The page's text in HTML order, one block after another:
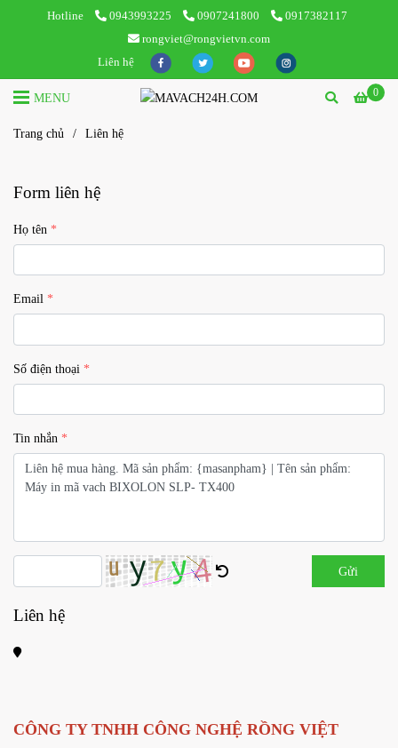
Hotline 0943993225 0907241800
0917382117
rongviet@rongvietvn.com
Liên hệ
0
MENU
Trang chủ / Liên hệ
Form liên hệ
Họ tên
Email
Số điện thoại
Tin nhắn
Gửi
Liên hệ
CÔNG TY TNHH CÔNG NGHỆ RỒNG VIỆT